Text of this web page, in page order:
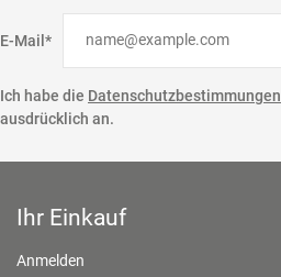
E-Mail*
Ich habe die Datenschutzbestimmungen
ausdrücklich an.
Ihr Einkauf
Anmelden